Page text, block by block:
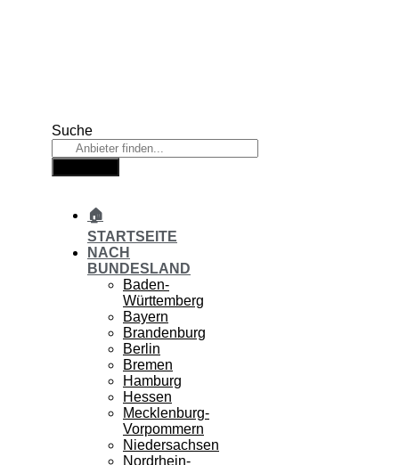
Suche
🏠
STARTSEITE
NACH
BUNDESLAND
Baden-
Württemberg
Bayern
Brandenburg
Berlin
Bremen
Hamburg
Hessen
Mecklenburg-
Vorpommern
Niedersachsen
Nordrhein-